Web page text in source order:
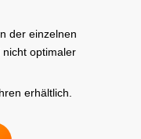
der einzelnen
optimaler
erhältlich.